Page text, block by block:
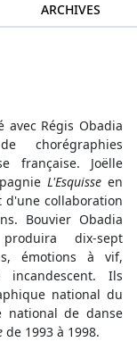
ARCHIVES
Régis Obadia
chorégraphies
française. Joëlle
L'Esquisse en
d'une collaboration
Bouvier Obadia
dix-sept
émotions à vif,
Ils
national du
national de danse
de 1993 à 1998.